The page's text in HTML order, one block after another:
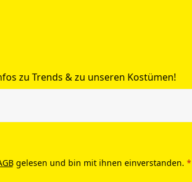
zu Trends & zu unseren Kostümen!
gelesen und bin mit ihnen einverstanden. *